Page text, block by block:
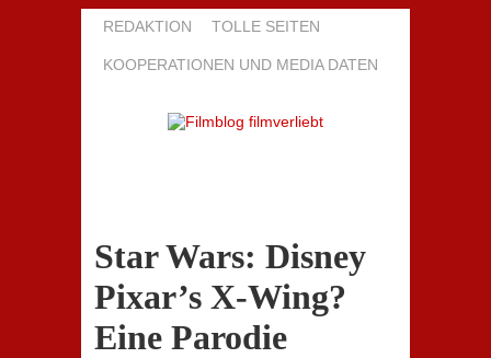
REDAKTION TOLLE SEITEN
KOOPERATIONEN UND MEDIA DATEN
Star Wars: Disney
Pixar’s X-Wing?
Eine Parodie